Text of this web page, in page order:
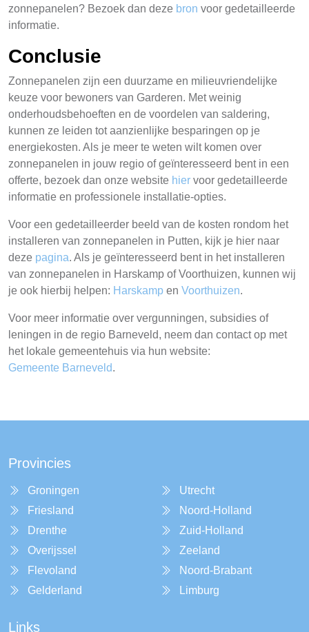
zonnepanelen? Bezoek dan deze bron voor gedetailleerde
informatie.
Conclusie
Zonnepanelen zijn een duurzame en milieuvriendelijke
keuze voor bewoners van Garderen. Met weinig
onderhoudsbehoeften en de voordelen van saldering,
kunnen ze leiden tot aanzienlijke besparingen op je
energiekosten. Als je meer te weten wilt komen over
zonnepanelen in jouw regio of geïnteresseerd bent in een
offerte, bezoek dan onze website hier voor gedetailleerde
informatie en professionele installatie-opties.
Voor een gedetailleerder beeld van de kosten rondom het
installeren van zonnepanelen in Putten, kijk je hier naar
deze pagina. Als je geïnteresseerd bent in het installeren
van zonnepanelen in Harskamp of Voorthuizen, kunnen wij
je ook hierbij helpen: Harskamp en Voorthuizen.
Voor meer informatie over vergunningen, subsidies of
leningen in de regio Barneveld, neem dan contact op met
het lokale gemeentehuis via hun website:
Gemeente Barneveld.
Provincies
Groningen
Friesland
Drenthe
Overijssel
Flevoland
Gelderland
Utrecht
Noord-Holland
Zuid-Holland
Zeeland
Noord-Brabant
Limburg
Links